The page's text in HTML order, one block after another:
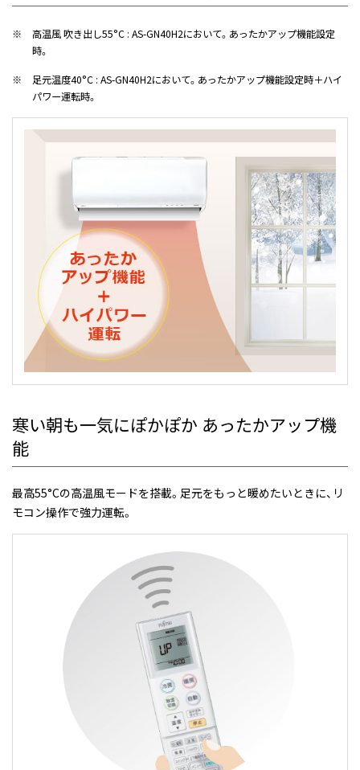
※
高温風 吹き出し55°C : AS-GN40H2において。あったかアップ機能設定
時。
※
足元温度40°C : AS-GN40H2において。あったかアップ機能設定時＋ハイ
パワー運転時。
寒い朝も一気にぽかぽか あったかアップ機
能
最高55°Cの高温風モードを搭載。足元をもっと暖めたいときに、リ
モコン操作で強力運転。